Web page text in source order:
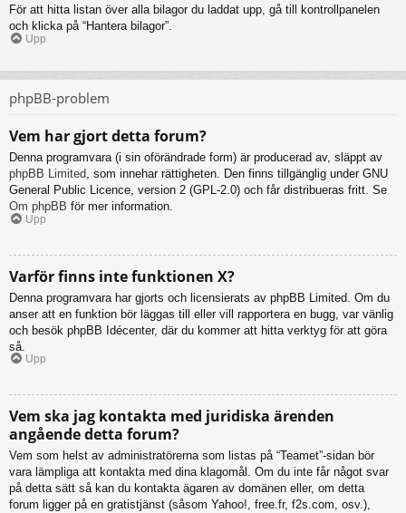
För att hitta listan över alla bilagor du laddat upp, gå till kontrollpanelen
och klicka på “Hantera bilagor”.
Upp
phpBB-problem
Vem har gjort detta forum?
Denna programvara (i sin oförändrade form) är producerad av, släppt av
phpBB Limited, som innehar rättigheten. Den finns tillgänglig under GNU
General Public Licence, version 2 (GPL-2.0) och får distribueras fritt. Se
Om phpBB för mer information.
Upp
Varför finns inte funktionen X?
Denna programvara har gjorts och licensierats av phpBB Limited. Om du
anser att en funktion bör läggas till eller vill rapportera en bugg, var vänlig
och besök phpBB Idécenter, där du kommer att hitta verktyg för att göra
så.
Upp
Vem ska jag kontakta med juridiska ärenden
angående detta forum?
Vem som helst av administratörerna som listas på “Teamet”-sidan bör
vara lämpliga att kontakta med dina klagomål. Om du inte får något svar
på detta sätt så kan du kontakta ägaren av domänen eller, om detta
forum ligger på en gratistjänst (såsom Yahoo!, free.fr, f2s.com, osv.),